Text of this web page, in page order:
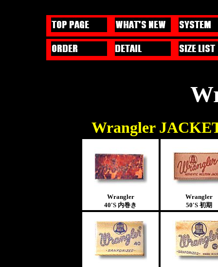
Wrangler
Wrangler
40'S 内巻き
Wrangler
50'S 初期